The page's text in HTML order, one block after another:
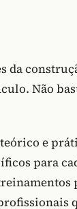
da
Não
teórico e
para